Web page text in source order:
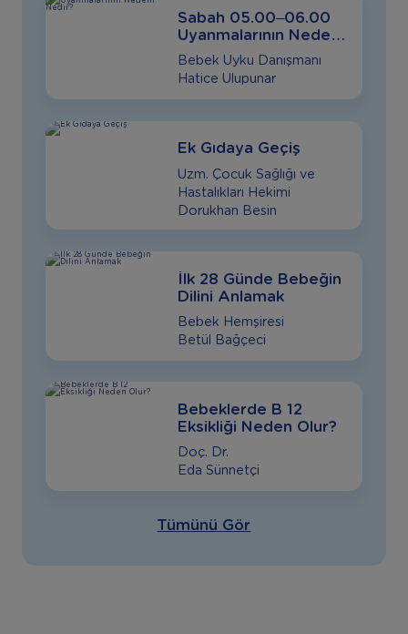
Sabah 05.00–06.00
Uyanmalarının Nedeni
Nedir?
Bebek Uyku Danışmanı
Hatice Ulupunar
Ek Gıdaya Geçiş
Uzm. Çocuk Sağlığı ve
Hastalıkları Hekimi
Dorukhan Besin
İlk 28 Günde Bebeğin
Dilini Anlamak
Bebek Hemşiresi
Betül Bağçeci
Bebeklerde B 12
Eksikliği Neden Olur?
Doç. Dr.
Eda Sünnetçi
Tümünü Gör